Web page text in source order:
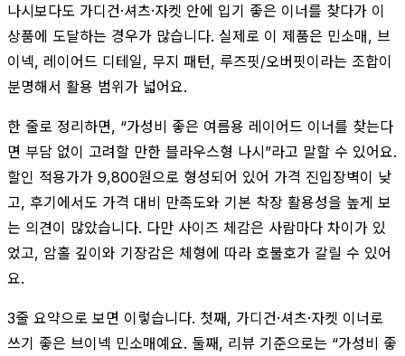
나시보다도 가디건·셔츠·자켓 안에 입기 좋은 이너를 찾다가 이
상품에 도달하는 경우가 많습니다. 실제로 이 제품은 민소매, 브
이넥, 레이어드 디테일, 무지 패턴, 루즈핏/오버핏이라는 조합이
분명해서 활용 범위가 넓어요.
한 줄로 정리하면, “가성비 좋은 여름용 레이어드 이너를 찾는다
면 부담 없이 고려할 만한 블라우스형 나시”라고 말할 수 있어요.
할인 적용가가 9,800원으로 형성되어 있어 가격 진입장벽이 낮
고, 후기에서도 가격 대비 만족도와 기본 착장 활용성을 높게 보
는 의견이 많았습니다. 다만 사이즈 체감은 사람마다 차이가 있
었고, 암홀 깊이와 기장감은 체형에 따라 호불호가 갈릴 수 있어
요.
3줄 요약으로 보면 이렇습니다. 첫째, 가디건·셔츠·자켓 이너로
쓰기 좋은 브이넥 민소매예요. 둘째, 리뷰 기준으로는 “가성비 좋